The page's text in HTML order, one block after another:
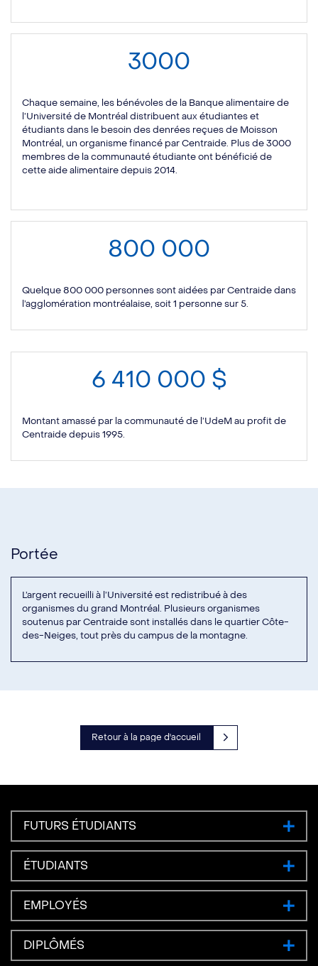
3000
Chaque semaine, les bénévoles de la Banque alimentaire de
l’Université de Montréal distribuent aux étudiantes et
étudiants dans le besoin des denrées reçues de Moisson
Montréal, un organisme financé par Centraide. Plus de 3000
membres de la communauté étudiante ont bénéficié de
cette aide alimentaire depuis 2014.
800 000
Quelque 800 000 personnes sont aidées par Centraide dans
l’agglomération montréalaise, soit 1 personne sur 5.
6 410 000 $
Montant amassé par la communauté de l’UdeM au profit de
Centraide depuis 1995.
Portée
L’argent recueilli à l’Université est redistribué à des
organismes du grand Montréal. Plusieurs organismes
soutenus par Centraide sont installés dans le quartier Côte-
des-Neiges, tout près du campus de la montagne.
Retour à la page d'accueil
FUTURS ÉTUDIANTS
ÉTUDIANTS
EMPLOYÉS
DIPLÔMÉS